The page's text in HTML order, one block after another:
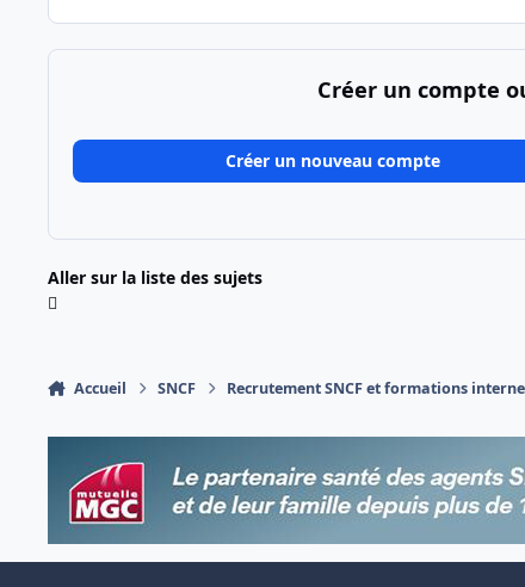
Créer un compte
Créer un nouveau compte
Aller sur la liste des sujets
Accueil SNCF Recrutement SNCF et formations